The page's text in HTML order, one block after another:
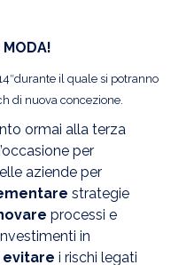
MODA!
il quale si potranno
di nuova concezione.
ormai alla terza
per
aziende per
strategie
processi e
in
evitare i rischi legati